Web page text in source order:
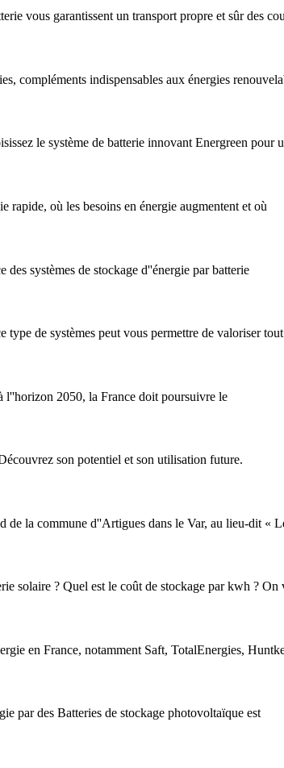
vous garantissent un transport propre et sûr des
compléments indispensables aux énergies
le système de batterie innovant Energreen pour
où les besoins en énergie augmentent et où
systèmes de stockage d''énergie par batterie
de systèmes peut vous permettre de valoriser
l''horizon 2050, la France doit poursuivre le
son potentiel et son utilisation future.
la commune d''Artigues dans le Var, au lieu-dit «
solaire ? Quel est le coût de stockage par kwh ? On
en France, notamment Saft, TotalEnergies,
par des Batteries de stockage photovoltaïque est